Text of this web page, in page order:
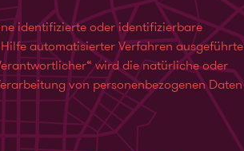
identifizierte oder identifizierbare
automatisierter Verfahren ausgeführte
wird die natürliche oder
von personenbezogenen Daten